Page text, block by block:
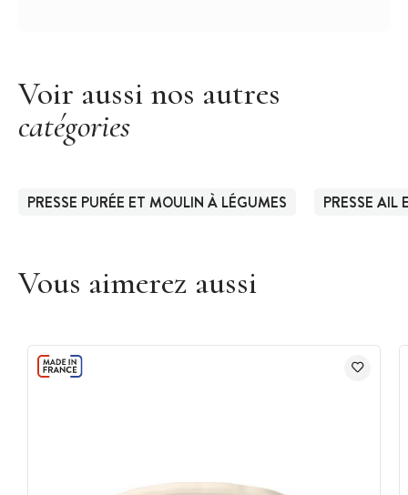
Voir aussi nos autres
catégories
PRESSE PURÉE ET MOULIN À LÉGUMES PRESSE AIL
Vous aimerez aussi